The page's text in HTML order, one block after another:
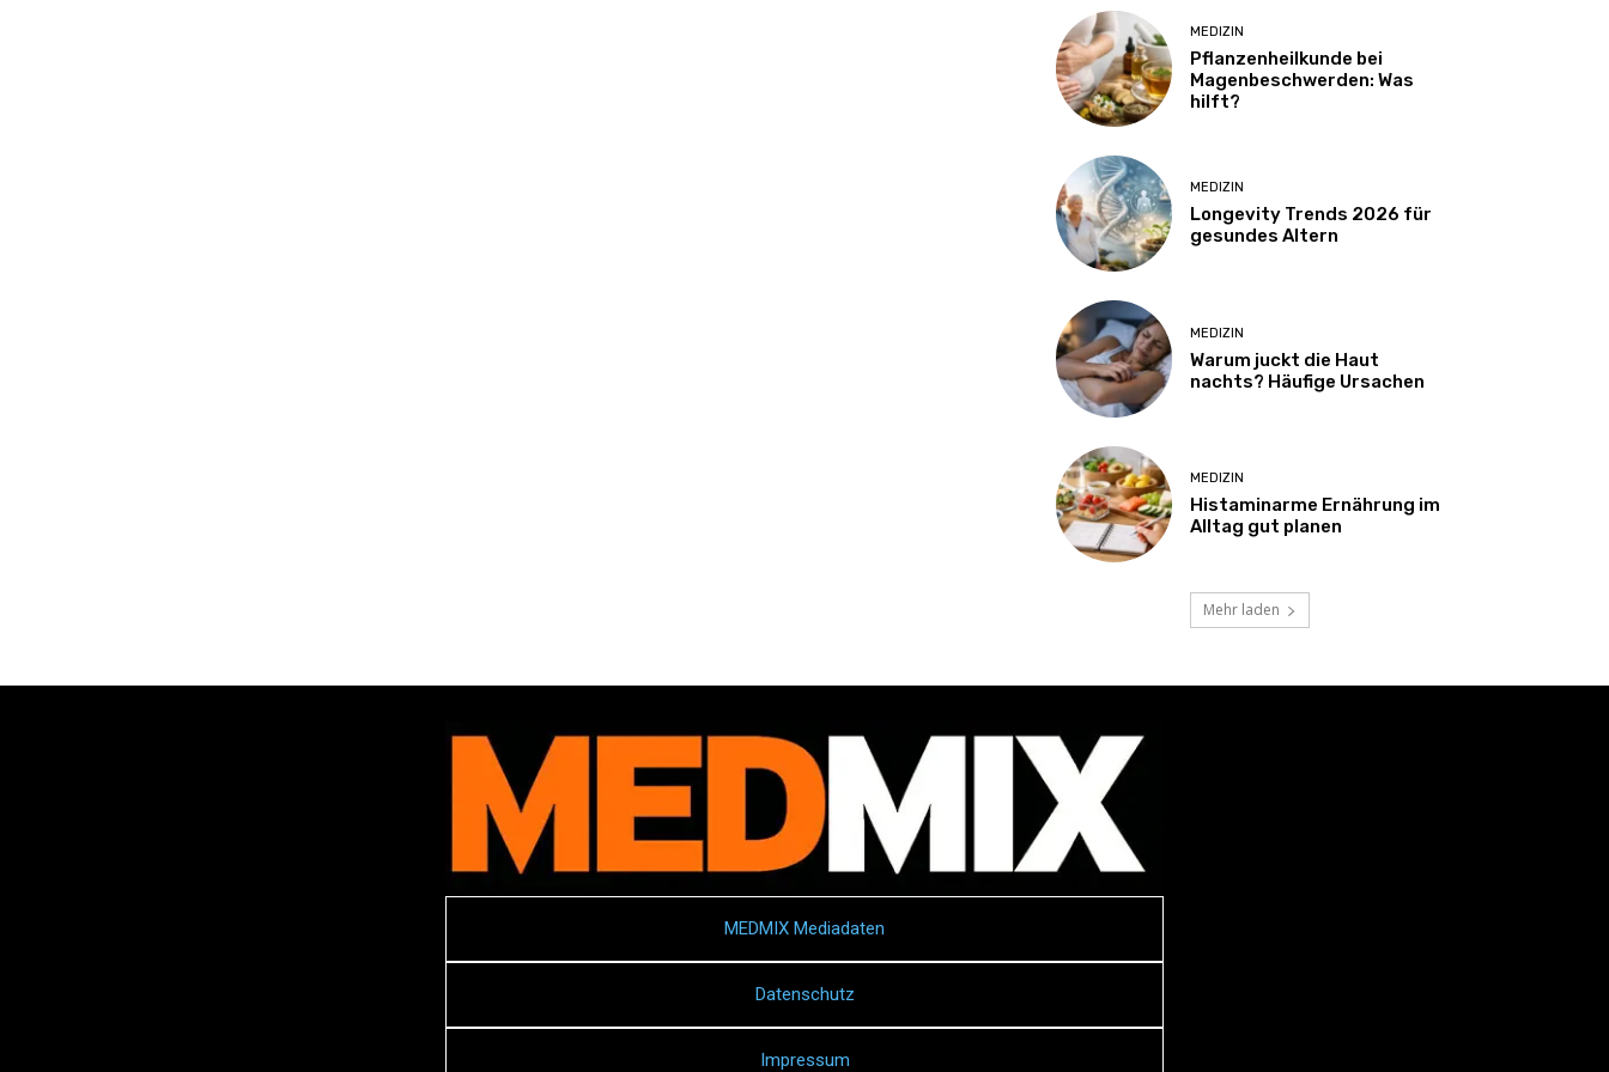
MEDIZIN
Pflanzenheilkunde bei
Magenbeschwerden: Was
hilft?
MEDIZIN
Longevity Trends 2026 für
gesundes Altern
MEDIZIN
Warum juckt die Haut
nachts? Häufige Ursachen
MEDIZIN
Histaminarme Ernährung im
Alltag gut planen
Mehr laden
MEDMIX Mediadaten
Datenschutz
Impressum